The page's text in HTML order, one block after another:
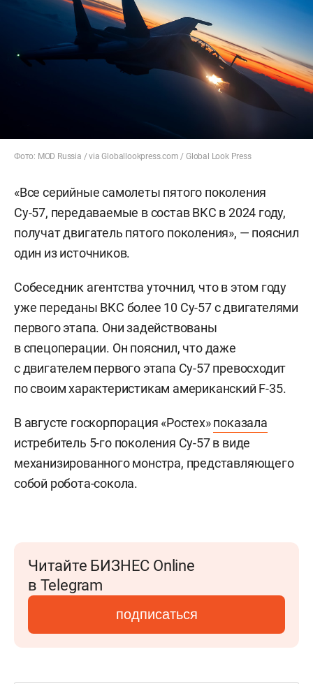
Фото: MOD Russia / via Globallookpress.com / Global Look Press
«Все серийные самолеты пятого поколения
Су-57, передаваемые в состав ВКС в 2024 году,
получат двигатель пятого поколения», — пояснил
один из источников.
Собеседник агентства уточнил, что в этом году
уже переданы ВКС более 10 Су-57 с двигателями
первого этапа. Они задействованы
в спецоперации. Он пояснил, что даже
с двигателем первого этапа Су-57 превосходит
по своим характеристикам американский F-35.
В августе госкорпорация «Ростех»показала
истребитель 5-го поколения Су-57 в виде
механизированного монстра, представляющего
собой робота-сокола.
Читайте БИЗНЕС Online
в Telegram
подписаться